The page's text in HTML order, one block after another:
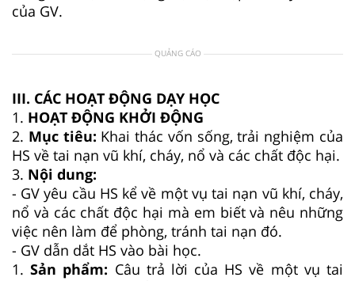
của GV.
QUẢNG CÁO
III. CÁC HOẠT ĐỘNG DẠY HỌC
1. HOẠT ĐỘNG KHỞI ĐỘNG
2. Mục tiêu: Khai thác vốn sống, trải nghiệm của
HS về tai nạn vũ khí, cháy, nổ và các chất độc hại.
3. Nội dung:
- GV yêu cầu HS kể về một vụ tai nạn vũ khí, cháy,
nổ và các chất độc hại mà em biết và nêu những
việc nên làm để phòng, tránh tai nạn đó.
- GV dẫn dắt HS vào bài học.
1.Sản phẩm: Câu trả lời của HS về một vụ tai